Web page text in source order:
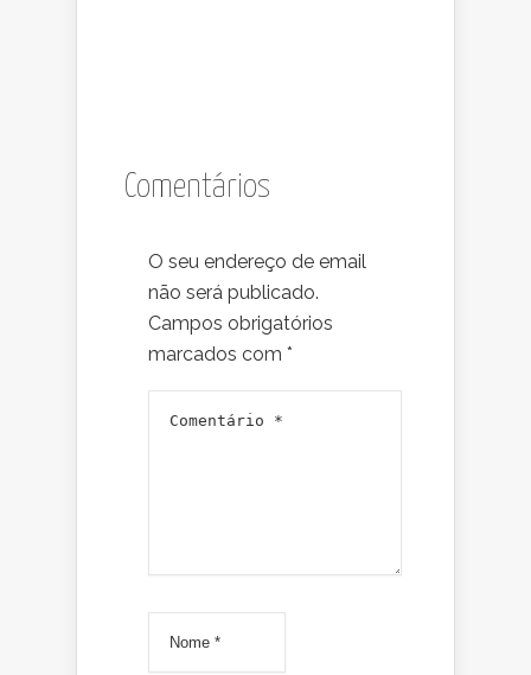
Comentários
O seu endereço de email
não será publicado.
Campos obrigatórios
marcados com *